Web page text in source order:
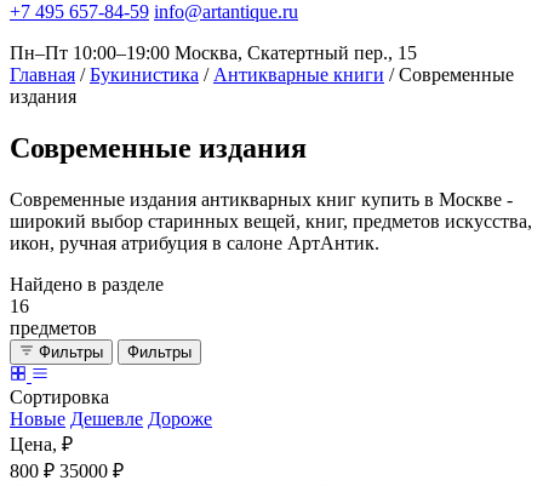
+7 495 657-84-59 info@artantique.ru
Пн–Пт 10:00–19:00 Москва, Скатертный пер., 15
Главная / Букинистика / Антикварные книги / Современные
издания
Современные издания
Современные издания антикварных книг купить в Москве -
широкий выбор старинных вещей, книг, предметов искусства,
икон, ручная атрибуция в салоне АртАнтик.
Найдено в разделе
16
предметов
Фильтры Фильтры
Сортировка
Новые Дешевле Дороже
Цена, ₽
800 ₽ 35000 ₽